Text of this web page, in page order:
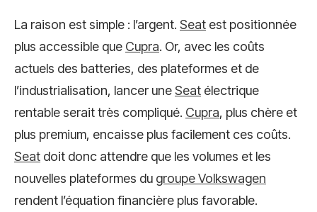
La raison est simple : l’argent. Seat est positionnée
plus accessible que Cupra. Or, avec les coûts
actuels des batteries, des plateformes et de
l’industrialisation, lancer uneSeat électrique
rentable serait très compliqué. Cupra, plus chère et
plus premium, encaisse plus facilement ces coûts.
Seat doit donc attendre que les volumes et les
nouvelles plateformes du groupe Volkswagen
rendent l’équation financière plus favorable.